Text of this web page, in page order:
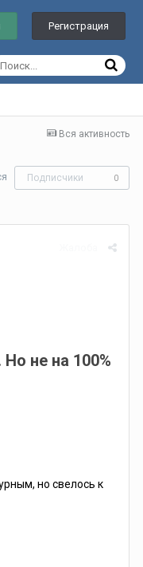
Регистрация
Вся активность
Подписчики 0
не на 100%
но свелось к